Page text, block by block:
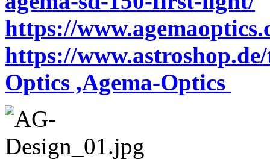
https://
https://
Optics ,Agema-Optics